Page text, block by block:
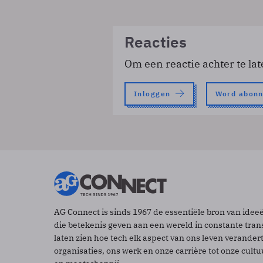
Reacties
Om een reactie achter te
Inloggen Word
AG Connect is sinds 1967 de essentiële bron van
die betekenis geven aan een wereld in constante
laten zien hoe tech elk aspect van ons leven
organisaties, ons werk en onze carrière tot onze